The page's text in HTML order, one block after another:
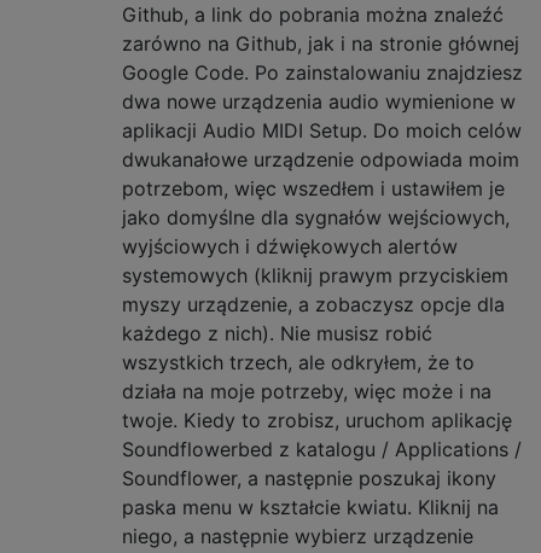
Github, a link do pobrania można znaleźć
zarówno na Github, jak i na stronie głównej
Google Code. Po zainstalowaniu znajdziesz
dwa nowe urządzenia audio wymienione w
aplikacji Audio MIDI Setup. Do moich celów
dwukanałowe urządzenie odpowiada moim
potrzebom, więc wszedłem i ustawiłem je
jako domyślne dla sygnałów wejściowych,
wyjściowych i dźwiękowych alertów
systemowych (kliknij prawym przyciskiem
myszy urządzenie, a zobaczysz opcje dla
każdego z nich). Nie musisz robić
wszystkich trzech, ale odkryłem, że to
działa na moje potrzeby, więc może i na
twoje. Kiedy to zrobisz, uruchom aplikację
Soundflowerbed z katalogu / Applications /
Soundflower, a następnie poszukaj ikony
paska menu w kształcie kwiatu. Kliknij na
niego, a następnie wybierz urządzenie